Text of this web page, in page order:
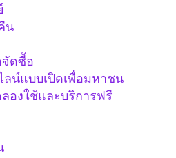
น
ดซื้อ
ลน์แบบเปิดเพื่อมหาชน
องใช้และบริการฟรี